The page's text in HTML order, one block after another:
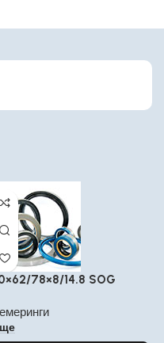
78×8/14.8 SOG